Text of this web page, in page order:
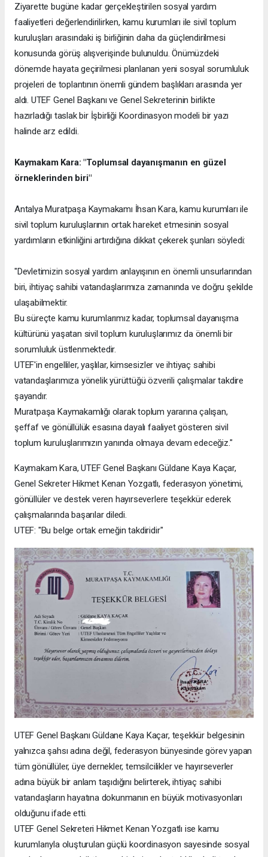
Ziyarette bugüne kadar gerçekleştirilen sosyal yardım
faaliyetleri değerlendirilirken, kamu kurumları ile sivil toplum
kuruluşları arasındaki iş birliğinin daha da güçlendirilmesi
konusunda görüş alışverişinde bulunuldu. Önümüzdeki
dönemde hayata geçirilmesi planlanan yeni sosyal sorumluluk
projeleri de toplantının önemli gündem başlıkları arasında yer
aldı. UTEF Genel Başkanı ve Genel Sekreterinin birlikte
hazırladığı taslak bir İşbirliği Koordinasyon modeli bir yazı
halinde arz edildi.
Kaymakam Kara: "Toplumsal dayanışmanın en güzel
örneklerinden biri"
Antalya Muratpaşa Kaymakamı İhsan Kara, kamu kurumları ile
sivil toplum kuruluşlarının ortak hareket etmesinin sosyal
yardımların etkinliğini artırdığına dikkat çekerek şunları söyledi:
"Devletimizin sosyal yardım anlayışının en önemli unsurlarından
biri, ihtiyaç sahibi vatandaşlarımıza zamanında ve doğru şekilde
ulaşabilmektir.
Bu süreçte kamu kurumlarımız kadar, toplumsal dayanışma
kültürünü yaşatan sivil toplum kuruluşlarımız da önemli bir
sorumluluk üstlenmektedir.
UTEF'in engelliler, yaşlılar, kimsesizler ve ihtiyaç sahibi
vatandaşlarımıza yönelik yürüttüğü özverili çalışmalar takdire
şayandır.
Muratpaşa Kaymakamlığı olarak toplum yararına çalışan,
şeffaf ve gönüllülük esasına dayalı faaliyet gösteren sivil
toplum kuruluşlarımızın yanında olmaya devam edeceğiz."
Kaymakam Kara, UTEF Genel Başkanı Güldane Kaya Kaçar,
Genel Sekreter Hikmet Kenan Yozgatlı, federasyon yönetimi,
gönüllüler ve destek veren hayırseverlere teşekkür ederek
çalışmalarında başarılar diledi.
UTEF: "Bu belge ortak emeğin takdiridir"
UTEF Genel Başkanı Güldane Kaya Kaçar, teşekkür belgesinin
yalnızca şahsı adına değil, federasyon bünyesinde görev yapan
tüm gönüllüler, üye dernekler, temsilcilikler ve hayırseverler
adına büyük bir anlam taşıdığını belirterek, ihtiyaç sahibi
vatandaşların hayatına dokunmanın en büyük motivasyonları
olduğunu ifade etti.
UTEF Genel Sekreteri Hikmet Kenan Yozgatlı ise kamu
kurumlarıyla oluşturulan güçlü koordinasyon sayesinde sosyal